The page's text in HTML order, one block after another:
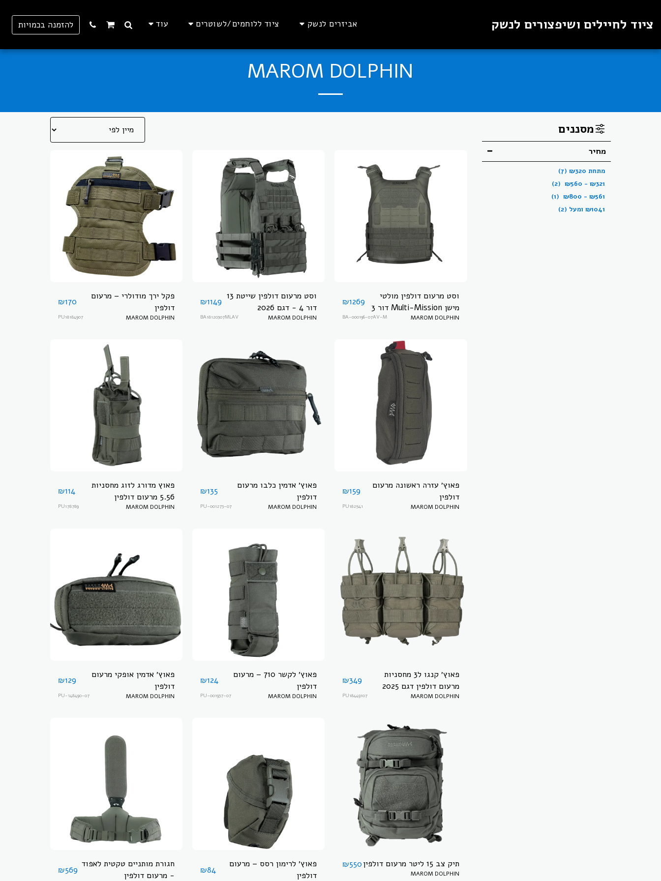
ציוד לחיילים ושיפצורים לנשק אביזרים לנשק ציוד ללוחמים/לשוטרים עוד להזמנה בכמויות
MAROM DOLPHIN
מסננים
מחיר
מתחת ₪320
(7)
₪321
-
₪560
(2)
₪561
-
₪800
(1)
₪1041 ומעל (2)
וסט מרעום דולפין מולטי
מישן Multi-Mission דור 3
- דגם 2025
₪1269
MAROM DOLPHIN
BA-000196-07AV-M
וסט מרעום דולפין שייטת 13
דור 4 - דגם 2026
₪1149
MAROM DOLPHIN
BA18120307MLAV
פקל ירך מודולרי – מרעום
דולפין
₪170
MAROM DOLPHIN
PU18184907
פאוץ׳ עזרה ראשונה מרעום
דולפין
₪159
MAROM DOLPHIN
PU182541
פאוץ׳ אדמין כלבו מרעום
דולפין
₪135
MAROM DOLPHIN
PU-001273-07
פאוץ מדורג לזוג מחסניות
5.56 מרעום דולפין
₪114
MAROM DOLPHIN
PU178789
פאוץ׳ קנגו ל3 מחסניות
מרעום דולפין דגם 2025
₪349
MAROM DOLPHIN
PU18449107
פאוץ׳ לקשר 710 – מרעום
דולפין
₪124
MAROM DOLPHIN
PU-001937-07
פאוץ׳ אדמין אופקי מרעום
דולפין
₪129
MAROM DOLPHIN
PU-148490-07
תיק צב 15 ליטר מרעום דולפין ₪550
MAROM DOLPHIN
פאוץ׳ לרימון רסס – מרעום
דולפין
₪84
חגורת מותניים טקטית לאפוד
- מרעום דולפין
₪569